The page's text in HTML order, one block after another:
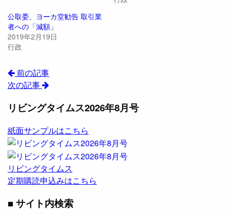
公取委、ヨーカ堂勧告 取引業
者への「減額」
2019年2月19日
行政
前の記事
次の記事
リビングタイムス2026年8月号
紙面サンプルはこちら
リビングタイムス
定期購読申込みはこちら
■ サイト内検索